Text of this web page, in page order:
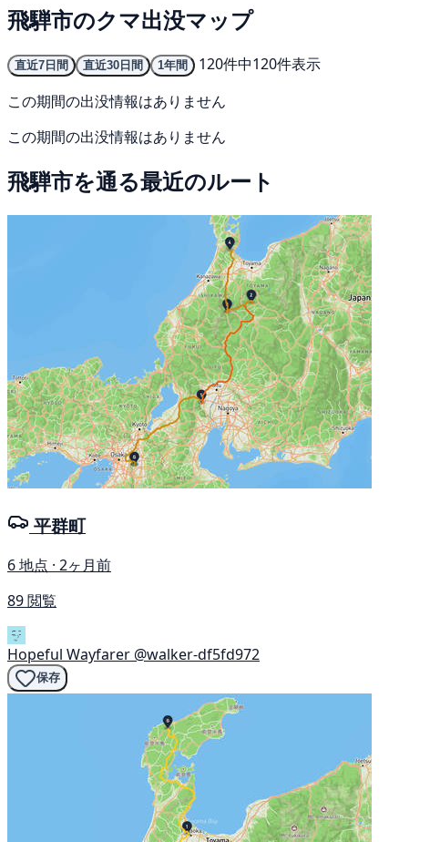
飛騨市のクマ出没マップ
直近7日間 直近30日間 1年間
120件中120件表示
この期間の出没情報はありません
この期間の出没情報はありません
飛騨市を通る最近のルート
平群町
6 地点 · 2ヶ月前
89 閲覧
Hopeful Wayfarer @walker-df5fd972
保存